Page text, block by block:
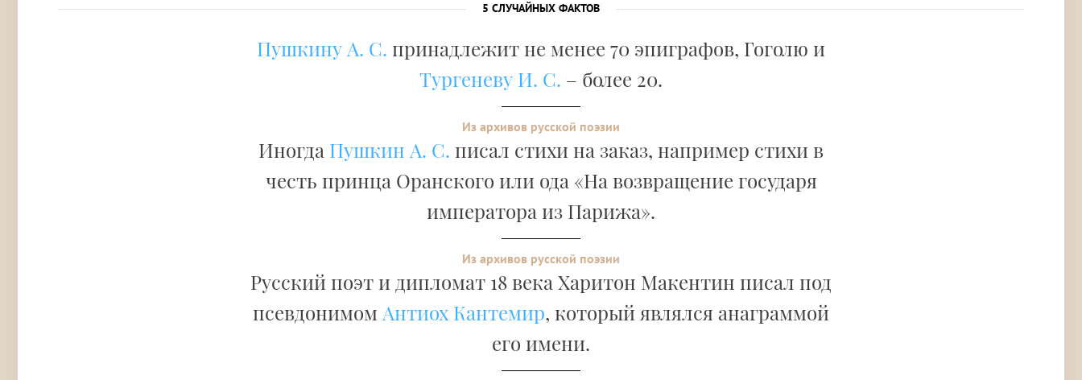
5 СЛУЧАЙНЫХ ФАКТОВ
Пушкину А. С. принадлежит не менее 70 эпиграфов, Гоголю и
Тургеневу И. С. – более 20.
Из архивов русской поэзии
Иногда Пушкин А. С. писал стихи на заказ, например стихи в
честь принца Оранского или ода «На возвращение государя
императора из Парижа».
Из архивов русской поэзии
Русский поэт и дипломат 18 века Харитон Макентин писал под
псевдонимом Антиох Кантемир, который являлся анаграммой
его имени.